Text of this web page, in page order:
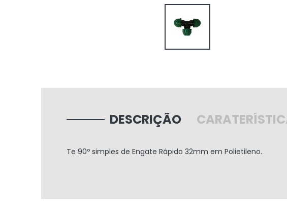
DESCRIÇÃO
Te 90º simples de Engate Rápido 32mm em Polietileno.